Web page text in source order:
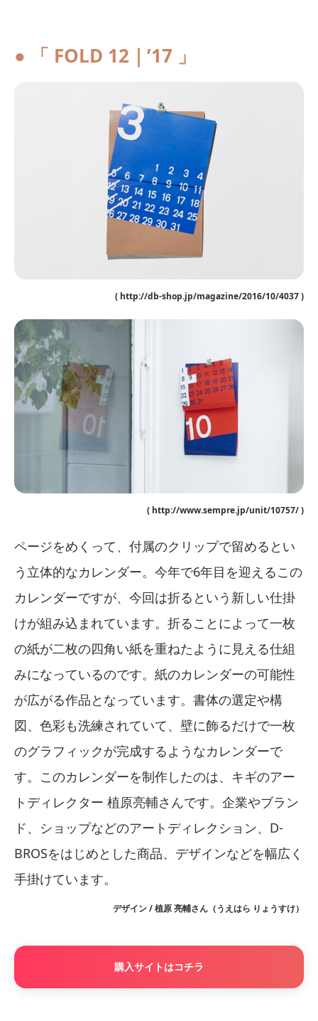
● 「 FOLD 12｜’17 」
( http://db-shop.jp/magazine/2016/10/4037 )
( http://www.sempre.jp/unit/10757/ )
ページをめくって、付属のクリップで留めるとい
う立体的なカレンダー。今年で6年目を迎えるこの
カレンダーですが、今回は折るという新しい仕掛
けが組み込まれています。折ることによって一枚
の紙が二枚の四角い紙を重ねたように見える仕組
みになっているのです。紙のカレンダーの可能性
が広がる作品となっています。書体の選定や構
図、色彩も洗練されていて、壁に飾るだけで一枚
のグラフィックが完成するようなカレンダーで
す。このカレンダーを制作したのは、キギのアー
トディレクター 植原亮輔さんです。企業やブラン
ド、ショップなどのアートディレクション、D-
BROSをはじめとした商品、デザインなどを幅広く
手掛けています。
デザイン / 植原 亮輔さん（うえはら りょうすけ）
購入サイトはコチラ